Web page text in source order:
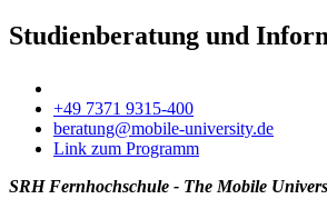
Studienberatung und
+49 7371 9315-400
beratung@mobile-university.de
Link zum Programm
SRH Fernhochschule - The Mobile